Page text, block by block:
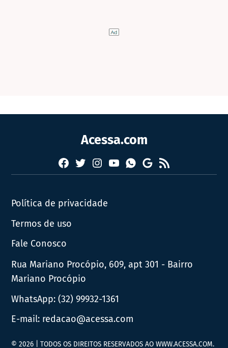
Acessa.com
Facebook
TwitterInstagram
YouTubeWhatsapp
Google
News
RSS
Política de privacidade
Termos de uso
Fale Conosco
Rua Mariano Procópio, 609, apt 301 - Bairro
Mariano Procópio
WhatsApp:(32) 99932-1361
E-mail: redacao@acessa.com
© 2026 | TODOS OS DIREITOS RESERVADOS AO WWW.ACESSA.COM.